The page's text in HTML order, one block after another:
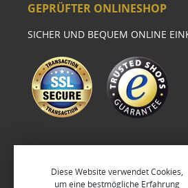
GEPRÜFTER ONLINESHOP
SICHER UND BEQUEM ONLINE
Diese Website verwendet Cookies,
um eine bestmögliche Erfahrung